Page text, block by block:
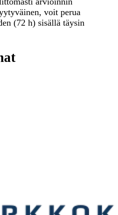
voit perua
(72 h) sisällä täysin